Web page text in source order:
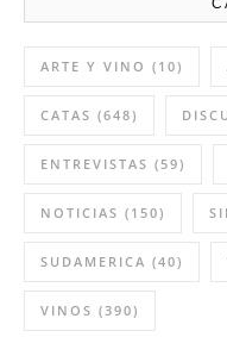
ARTE Y VINO (10)
CATAS (648)
ENTREVISTAS (59)
NOTICIAS (150)
SUDAMERICA (40)
VINOS (390)